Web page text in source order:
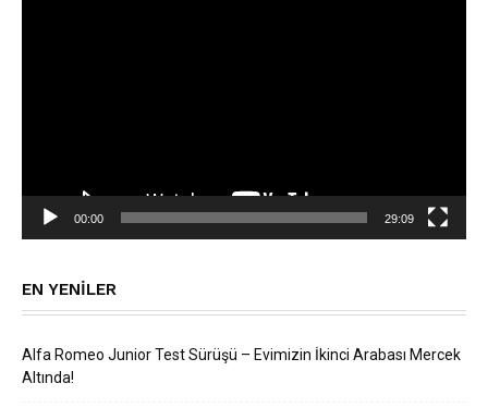
00:00 29:09
EN YENILER
Alfa Romeo Junior Test Sürüşü – Evimizin İkinci Arabası Mercek
Altında!